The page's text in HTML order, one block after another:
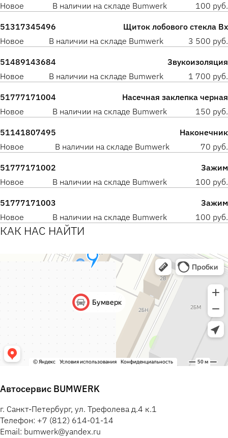
Новое
В наличии на складе Bumwerk 100 руб.
51317345496
Щиток лобового стекла Вх
Новое
В наличии на складе Bumwerk 3 500 руб.
51489143684
Звукоизоляция
Новое
В наличии на складе Bumwerk 1 700 руб.
51777171004
Насечная заклепка черная
Новое
В наличии на складе Bumwerk 150 руб.
51141807495
Наконечник
Новое
В наличии на складе Bumwerk 70 руб.
51777171002
Зажим
Новое
В наличии на складе Bumwerk 100 руб.
51777171003
Зажим
Новое
В наличии на складе Bumwerk 100 руб.
КАК НАС НАЙТИ
Автосервис BUMWERK
г. Санкт-Петербург, ул. Трефолева д.4 к.1
Телефон: +7 (812) 614-01-14
Email: bumwerk@yandex.ru